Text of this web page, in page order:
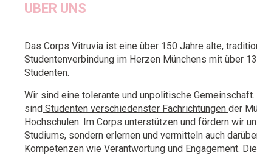
ÜBER UNS
Das Corps Vitruvia ist eine über 150 Jahre alte,
Studentenverbindung im Herzen Münchens mit über
Studenten.
Wir sind eine tolerante und unpolitische
sind Studenten verschiedenster Fachrichtungen der
Hochschulen. Im Corps unterstützen und fördern wir
Studiums, sondern erlernen und vermitteln auch
Kompetenzen wie Verantwortung und Engagement.